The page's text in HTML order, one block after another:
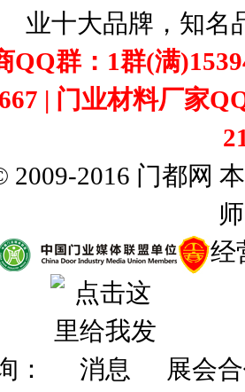
业十大品牌，知名
QQ群：1群(满
| 门业材料厂家
2009-2016 门都网
经
：
展会